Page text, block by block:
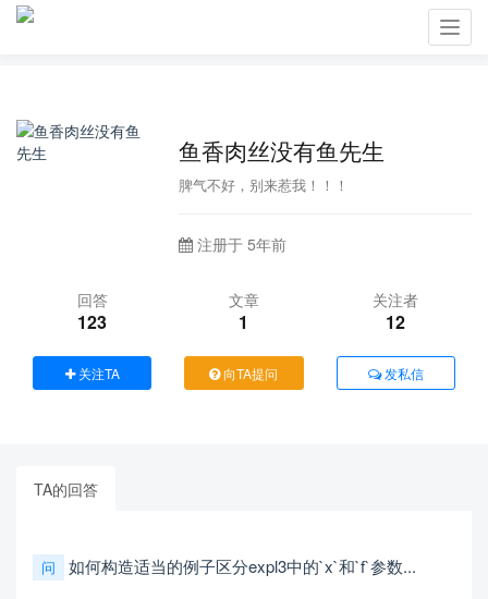
鱼香肉丝没有鱼先生
脾气不好，别来惹我！！！
注册于 5年前
回答
123
文章
1
关注者
12
关注TA 向TA提问 发私信
TA的回答
问 如何构造适当的例子区分expl3中的`x`和`f`参数...